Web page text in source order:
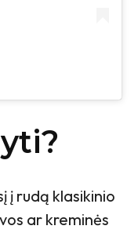
į rudą klasikinio
ar kreminės